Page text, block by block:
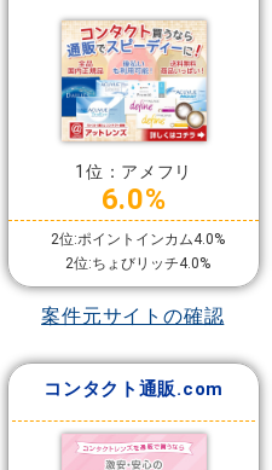
1位：アメフリ
6.0%
2位:ポイントインカム4.0%
2位:ちょびリッチ4.0%
案件元サイトの確認
コンタクト通販.com